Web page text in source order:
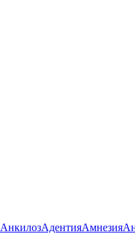
АнкилозАдентияАмнезия